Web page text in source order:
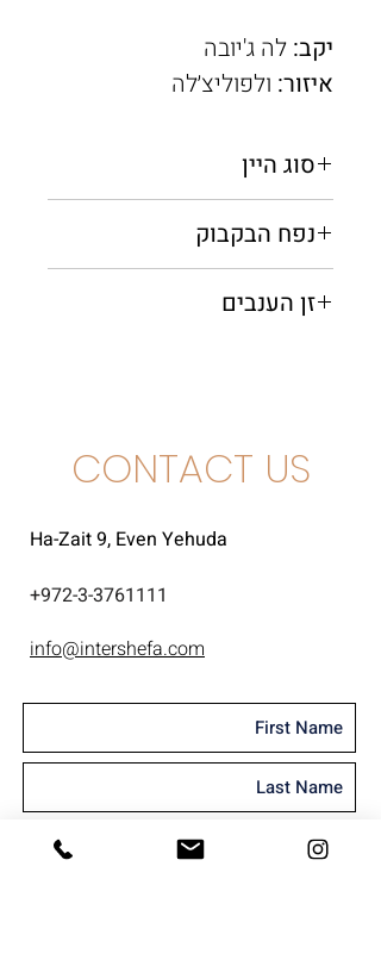
יקב: לה ג'יובה
איזור: ולפוליצ׳לה
סוג היין
נפח הבקבוק
זן הענבים
CONTACT US
Ha-Zait 9, Even Yehuda
972-3-3761111
+
info@intershefa.com